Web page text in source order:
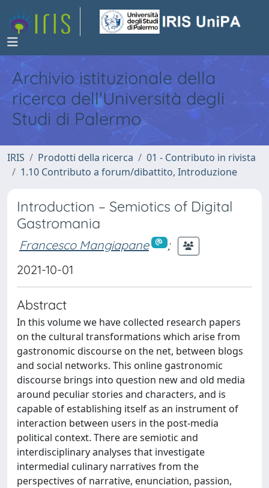
Archivio istituzionale della
ricerca dell'Università degli
Studi di Palermo
IRIS Prodotti della ricerca
01 - Contributo in rivista
1.10 Contributo a forum/dibattito, Introduzione
Introduction – Semiotics of Digital
Gastromania
Francesco Mangiapane
;
2021-10-01
Abstract
In this volume we have collected research papers
on the cultural transformations which arise from
gastronomic discourse on the net, between blogs
and social networks. This online gastronomic
discourse brings into question new and old media
around peculiar stories and characters, and is
capable of establishing itself as an instrument of
interaction between users in the post-media
political context. There are semiotic and
interdisciplinary analyses that investigate
intermedial culinary narratives from the
perspectives of narrative, enunciation, passion,